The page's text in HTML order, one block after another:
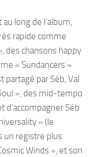
long de l’album,
rapide comme
des chansons happy
« Sundancers »
partagé par Séb, Val
», des mid-tempo
Séb
» (le
un registre plus
Winds », et son